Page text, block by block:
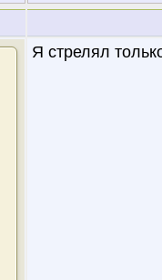
Я стрелял